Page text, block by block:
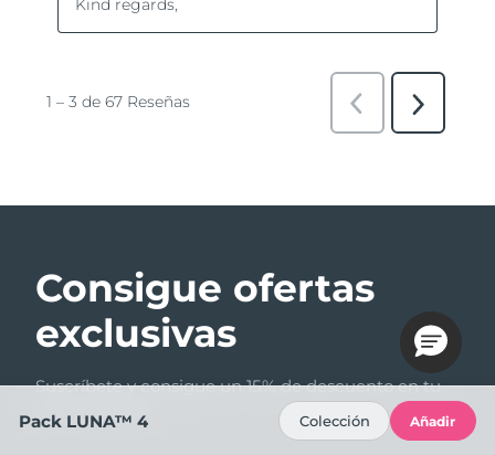
Consigue ofertas
exclusivas
Suscríbete y consigue un 15% de descuento en tu
primer pedido.
Pack LUNA™ 4 Colección Añadir